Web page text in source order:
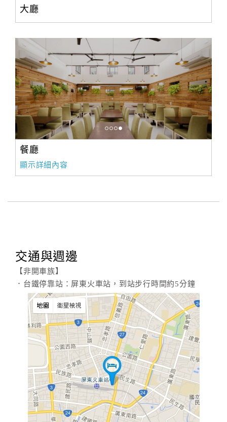
大廳
餐廳
顯示詳細內容
交通與週邊
【非開車族】
．台鐵停靠站：屏東火車站，到站步行時間約5分鐘